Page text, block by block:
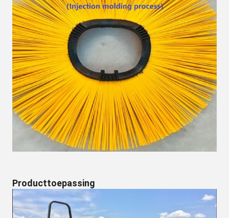
Producttoepassing